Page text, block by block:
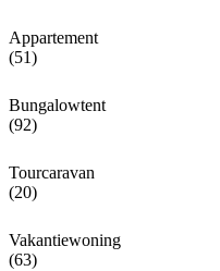
Appartement
(51)
Bungalowtent
(92)
Tourcaravan
(20)
Vakantiewoning
(63)